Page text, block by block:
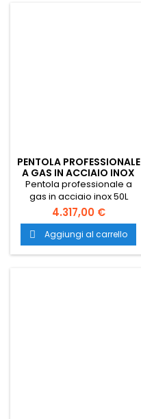
PENTOLA PROFESSIONALE
A GAS IN ACCIAIO INOX
50L
Pentola professionale a
gas in acciaio inox 50L
modello monoblocco
dimensione 40x42 cm.
Dotato di un bruciatore da
12,5 kW, piano di lavoro
acciaio inox AISI 304.
4.317,00 €
 Aggiungi al carrello